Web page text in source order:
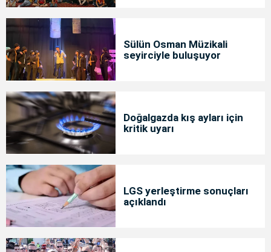
Sülün Osman Müzikali
seyirciyle buluşuyor
Doğalgazda kış ayları için
kritik uyarı
LGS yerleştirme sonuçları
açıklandı